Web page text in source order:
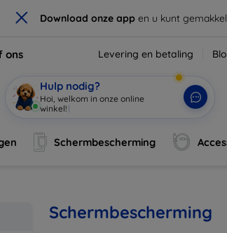
× Download onze app en u kunt
ons Levering en betaling
Hulp nodig?
Hoi, welko|
Schermbescherming
Schermbescherming